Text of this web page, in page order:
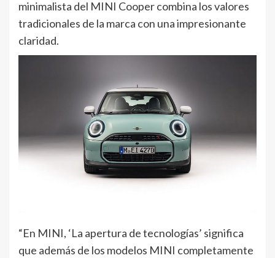
minimalista del MINI Cooper combina los valores
tradicionales de la marca con una impresionante
claridad.
“En MINI, ‘La apertura de tecnologías’ significa
que además de los modelos MINI completamente